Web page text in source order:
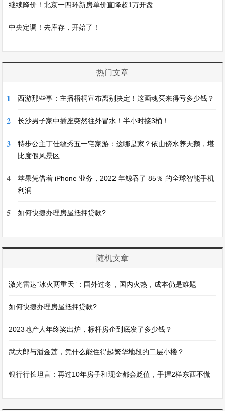
继续降价！北京一四环新房单价直降超1万开盘
中央定调！去库存，开始了！
热门文章
1 西游那些事：主播梧桐宣布离别决定！这画魂买来得亏多少钱？
2 长沙男子家中插座突然往外冒水！半小时接3桶！
3
特步公主丁佳敏秀五一宅家游：这哪是家？依山傍水养天鹅，堪
比度假风景区
4
苹果凭借着 iPhone 业务，2022 年鲸吞了 85％ 的全球智能手机
利润
5 如何快捷办理房屋抵押贷款?
随机文章
激光雷达“冰火两重天”：国外过冬，国内火热，成本仍是难题
如何快捷办理房屋抵押贷款?
2023地产人年终奖出炉，标杆房企到底发了多少钱？
武大郎与潘金莲，凭什么能住得起繁华地段的二层小楼？
银行行长坦言：再过10年房子和现金都会贬值，手握2样东西不慌